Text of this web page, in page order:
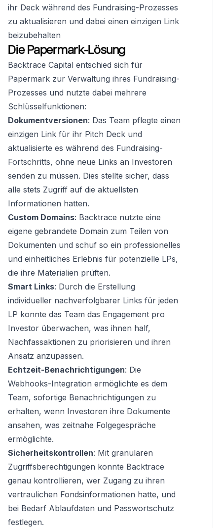
ihr Deck während des Fundraising-Prozesses
zu aktualisieren und dabei einen einzigen Link
beizubehalten
Die Papermark-Lösung
Backtrace Capital entschied sich für
Papermark zur Verwaltung ihres Fundraising-
Prozesses und nutzte dabei mehrere
Schlüsselfunktionen:
Dokumentversionen: Das Team pflegte einen
einzigen Link für ihr Pitch Deck und
aktualisierte es während des Fundraising-
Fortschritts, ohne neue Links an Investoren
senden zu müssen. Dies stellte sicher, dass
alle stets Zugriff auf die aktuellsten
Informationen hatten.
Custom Domains: Backtrace nutzte eine
eigene gebrandete Domain zum Teilen von
Dokumenten und schuf so ein professionelles
und einheitliches Erlebnis für potenzielle LPs,
die ihre Materialien prüften.
Smart Links: Durch die Erstellung
individueller nachverfolgbarer Links für jeden
LP konnte das Team das Engagement pro
Investor überwachen, was ihnen half,
Nachfassaktionen zu priorisieren und ihren
Ansatz anzupassen.
Echtzeit-Benachrichtigungen: Die
Webhooks-Integration ermöglichte es dem
Team, sofortige Benachrichtigungen zu
erhalten, wenn Investoren ihre Dokumente
ansahen, was zeitnahe Folgegespräche
ermöglichte.
Sicherheitskontrollen: Mit granularen
Zugriffsberechtigungen konnte Backtrace
genau kontrollieren, wer Zugang zu ihren
vertraulichen Fondsinformationen hatte, und
bei Bedarf Ablaufdaten und Passwortschutz
festlegen.